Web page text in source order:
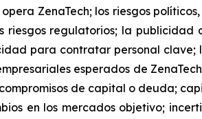
ZenaTech; los riesgos
riesgos regulatorios; la
para contratar personal clave;
esperados de
de capital o deuda;
en los mercados objetivo;